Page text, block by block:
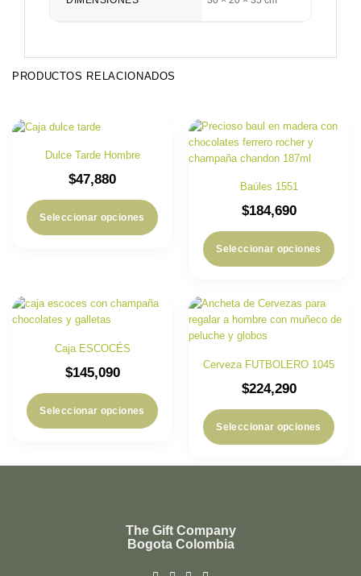
PRODUCTOS RELACIONADOS
Dulce Tarde Hombre
$47,880
Seleccionar opciones
Baúles 1551
$184,690
Seleccionar opciones
Caja ESCOCÉS
$145,090
Seleccionar opciones
Cerveza FUTBOLERO 1045
$224,290
Seleccionar opciones
The Gift Company
Bogota Colombia